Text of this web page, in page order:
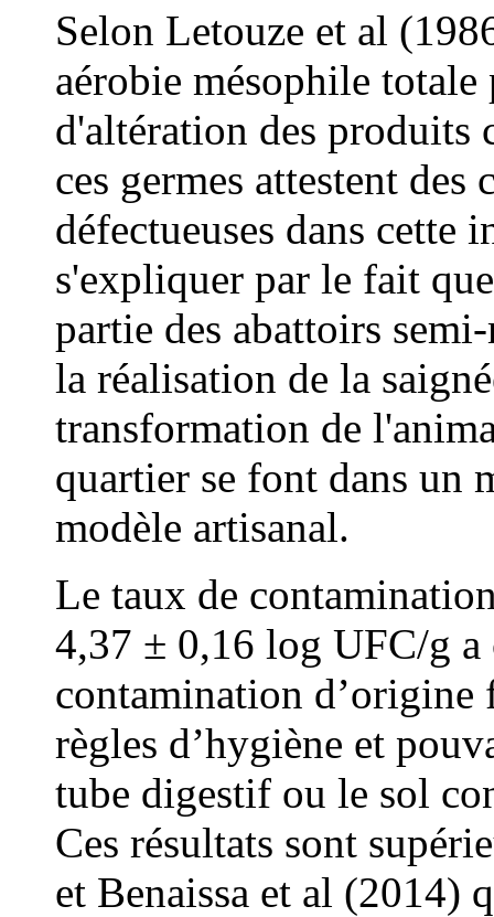
Selon Letouze et al
aérobie mésophile
d'altération des produits
ces germes attestent
défectueuses dans cette
s'expliquer par le fait
partie des abattoirs
la réalisation de la
transformation de
quartier se font dans un
modèle artisanal.
Le taux de
4,37 ± 0,16 log UFC/g a
contamination d’origine
règles d’hygiène et
tube digestif ou le sol
Ces résultats sont
et Benaissa et al (2014)